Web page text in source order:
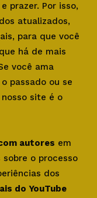
prazer. Por isso,
atualizados,
para que você
há de mais
você ama
passado ou se
site é o
autores em
o processo
dos
do YouTube